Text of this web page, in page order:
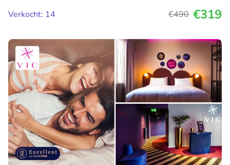
Verkocht: 14
€490 €319